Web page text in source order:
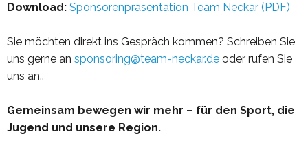
Download: Sponsorenpräsentation Team Neckar (PDF)
Sie möchten direkt ins Gespräch kommen? Schreiben Sie
uns gerne an sponsoring@team-neckar.de oder rufen Sie
uns an..
Gemeinsam bewegen wir mehr – für den Sport, die
Jugend und unsere Region.